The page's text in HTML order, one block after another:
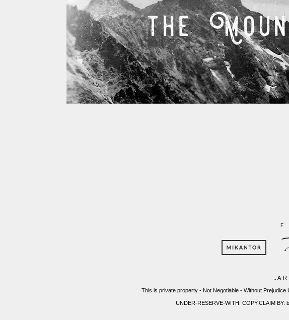
.: A-
This is private property - Not Negotiable - Without
UNDER-RESERVE-WITH: COPY:CLAIM